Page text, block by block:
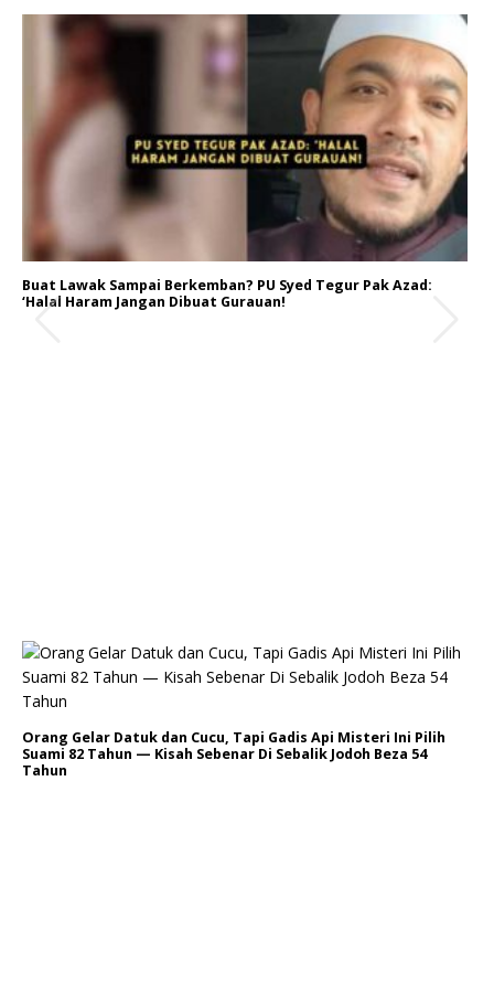
Buat Lawak Sampai Berkemban? PU Syed Tegur Pak Azad:
‘Halal Haram Jangan Dibuat Gurauan!
Orang Gelar Datuk dan Cucu, Tapi Gadis Api Misteri Ini Pilih
Suami 82 Tahun — Kisah Sebenar Di Sebalik Jodoh Beza 54
Tahun